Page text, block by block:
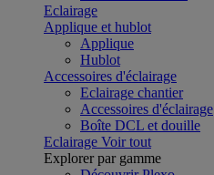
Eclairage
Applique et hublot
Applique
Hublot
Accessoires d'éclairage
Eclairage chantier
Accessoires d'éclairage
Boîte DCL et douille
Eclairage Voir tout
Explorer par gamme